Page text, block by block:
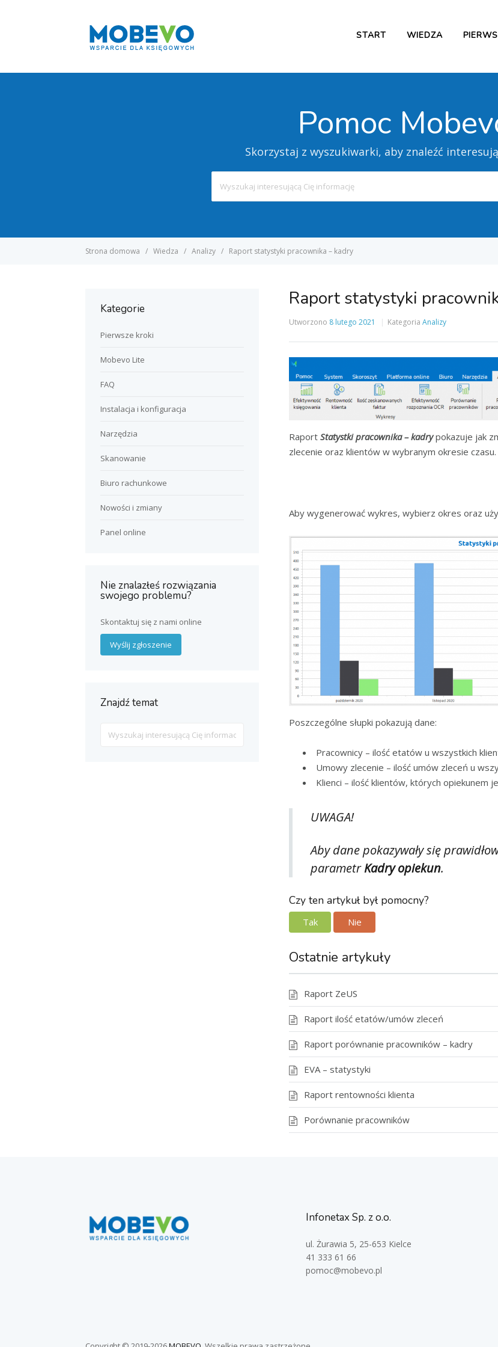
START WIEDZA
Pomoc
Skorzystaj z wyszukiwarki, aby znaleźć
Strona domowa Wiedza Analizy Raport statystyki pracownika – kadry
Raport statystyki
Utworzono 8 lutego 2021 Kategoria Analizy
RaportStatystki pracownika – kadrypokazuje jak
zlecenie oraz klientów w wybranym okresie czasu.
Aby wygenerować wykres, wybierz okres oraz
Poszczególne słupki pokazują dane:
Pracownicy – ilość etatów u wszystkich
Umowy zlecenie – ilość umów zleceń u
Klienci – ilość klientów, których opiekunem
UWAGA!
Aby dane pokazywały się
parametrKadry opiekun.
Czy ten artykuł był pomocny?
Tak Nie
Ostatnie artykuły
Raport ZeUS
Raport ilość etatów/umów zleceń
Raport porównanie pracowników – kadry
EVA – statystyki
Raport rentowności klienta
Porównanie pracowników
Kategorie
Pierwsze kroki
Mobevo Lite
FAQ
Instalacja i konfiguracja
Narzędzia
Skanowanie
Biuro rachunkowe
Nowości i zmiany
Panel online
Nie znalazłeś rozwiązania
swojego problemu?
Skontaktuj się z nami online
Wyślij zgłoszenie
Znajdź temat
For
Infonetax Sp. z o.o.
ul. Żurawia 5, 25-653 Kielce
41 333 61 66
pomoc@mobevo.pl